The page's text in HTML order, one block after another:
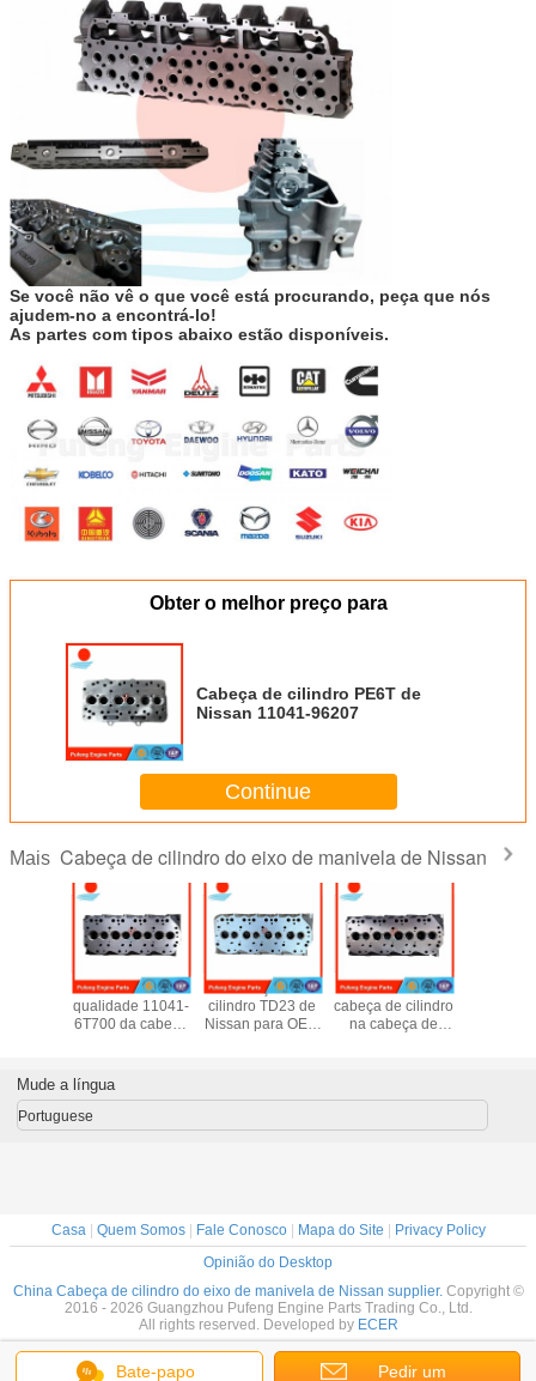
Se você não vê o que você está procurando, peça que nós
ajudem-no a encontrá-lo!
As partes com tipos abaixo estão disponíveis.
Obter o melhor preço para
Cabeça de cilindro PE6T de
Nissan 11041-96207
Continue
Mais Cabeça de cilindro do eixo de manivela de Nissan
cilindro de alta
qualidade 11041-
6T700 da cabeça
da cabeça de
cilindro para
Navara/empilhadeira
Cabeça de
cilindro TD23 de
Nissan para OEM
de Datsun
distribuidor da
cabeça de cilindro
na cabeça de
11039-3S902
Urvan/recolhimento/Cabstar
Bate-papo Pedir um
Mude a língua
Portuguese
Casa| Quem Somos| Fale Conosco| Mapa do Site
Privacy Policy
Opinião do Desktop
China Cabeça de cilindro do eixo de manivela de Nissan supplier. Copyright ©
2016 - 2026 Guangzhou Pufeng Engine Parts Trading Co., Ltd.
All rights reserved. Developed by ECER